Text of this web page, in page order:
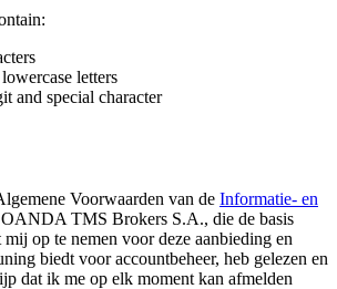
letters
and special character
Voorwaarden van de Informatie- en
TMS Brokers S.A., die de basis
op te nemen voor deze aanbieding en
biedt voor accountbeheer, heb gelezen en
dat ik me op elk moment kan afmelden